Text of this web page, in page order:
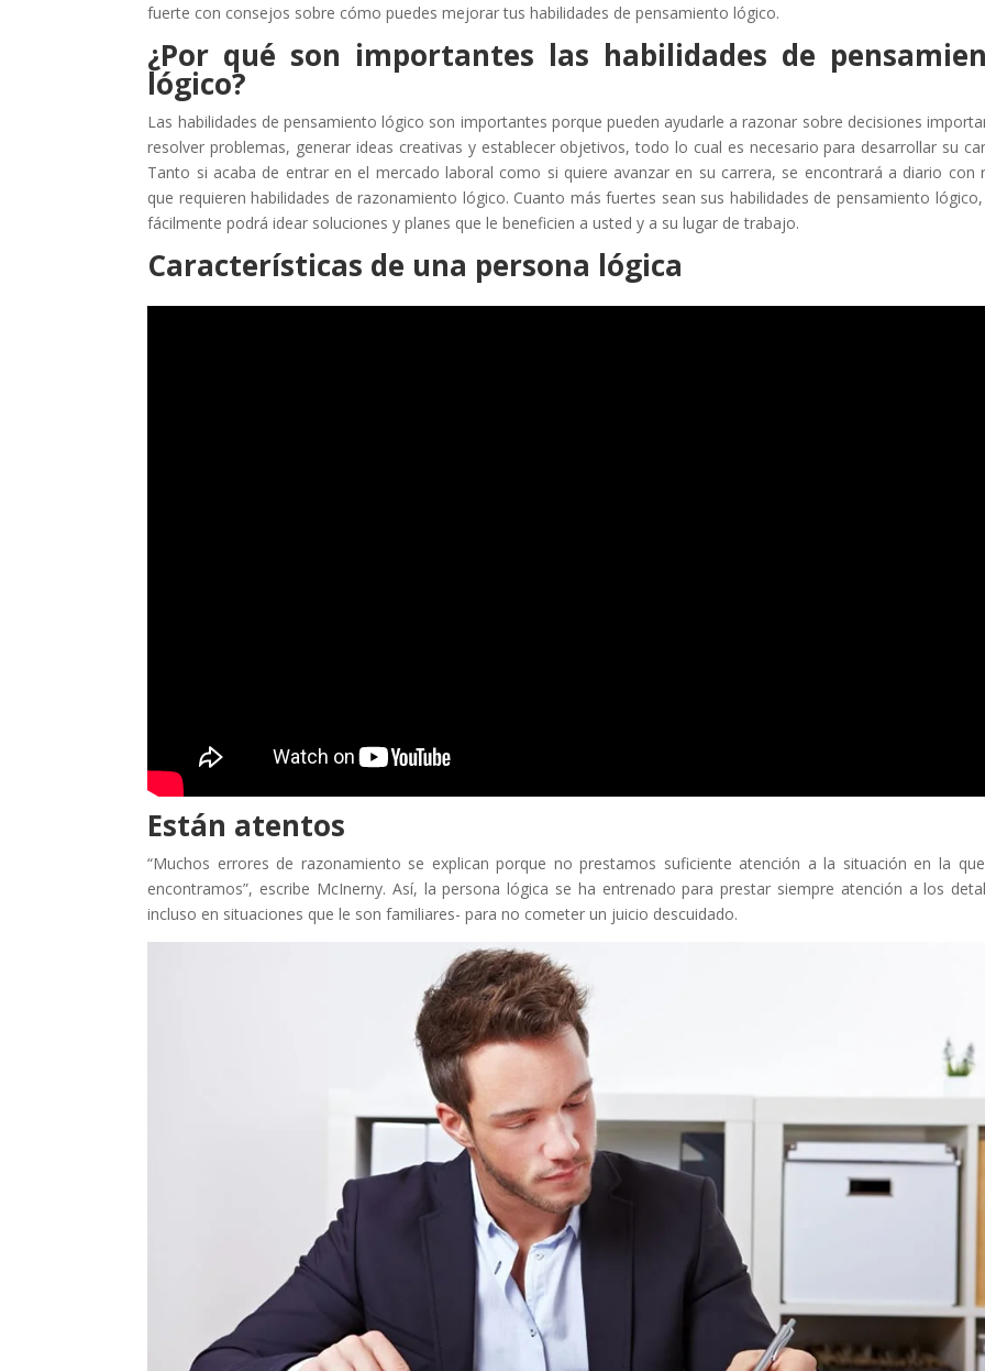
fuerte con consejos sobre cómo puedes mejorar tus habilidades de pensamiento lógico.
¿Por qué son importantes las habilidades de
lógico?
Las habilidades de pensamiento lógico son importantes porque pueden ayudarle a razonar sobre decisiones
resolver problemas, generar ideas creativas y establecer objetivos, todo lo cual es necesario para desarrollar su
Tanto si acaba de entrar en el mercado laboral como si quiere avanzar en su carrera, se encontrará a diario con
que requieren habilidades de razonamiento lógico. Cuanto más fuertes sean sus habilidades de pensamiento
fácilmente podrá idear soluciones y planes que le beneficien a usted y a su lugar de trabajo.
Características de una persona lógica
Están atentos
“Muchos errores de razonamiento se explican porque no prestamos suficiente atención a la situación en la
encontramos”, escribe McInerny. Así, la persona lógica se ha entrenado para prestar siempre atención a los
incluso en situaciones que le son familiares- para no cometer un juicio descuidado.